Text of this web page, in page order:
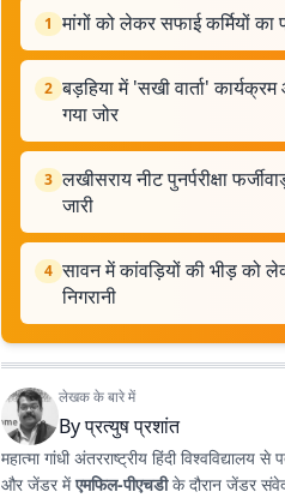
1 मांगों को लेकर सफाई कर्मियों का
2 बड़हिया में 'सखी वार्ता'
गया जोर
3 लखीसराय नीट पुनर्परीक्षा
जारी
4 सावन में कांवड़ियों की भीड़ को
निगरानी
लेखक के बारे में
Byप्रत्युष प्रशांत
महात्मा गांधी अंतरराष्ट्रीय हिंदी विश्वविद्यालय से
और जेंडर मेंएमफिल-पीएचडीके दौरान जेंडर